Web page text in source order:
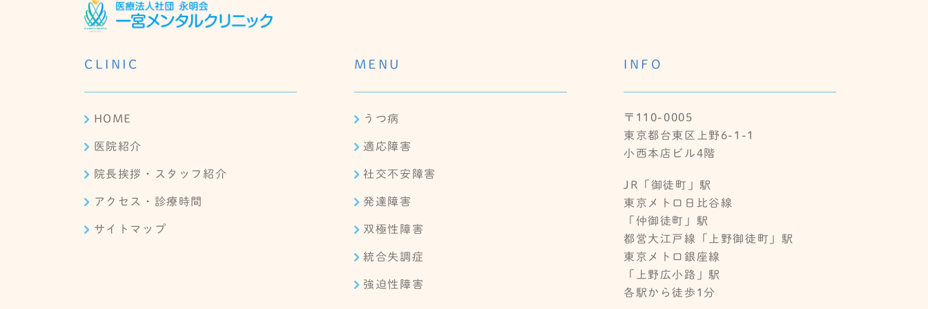
CLINIC
HOME
医院紹介
院長挨拶・スタッフ紹介
アクセス・診療時間
サイトマップ
MENU
うつ病
適応障害
社交不安障害
発達障害
双極性障害
統合失調症
強迫性障害
INFO
〒110-0005
東京都台東区上野6-1-1
小西本店ビル4階
JR「御徒町」駅
東京メトロ日比谷線
「仲御徒町」駅
都営大江戸線「上野御徒町」駅
東京メトロ銀座線
「上野広小路」駅
各駅から徒歩1分